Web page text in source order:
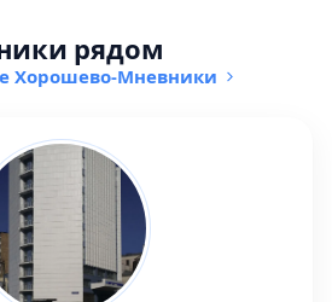
рядом
Хорошево-Мневники